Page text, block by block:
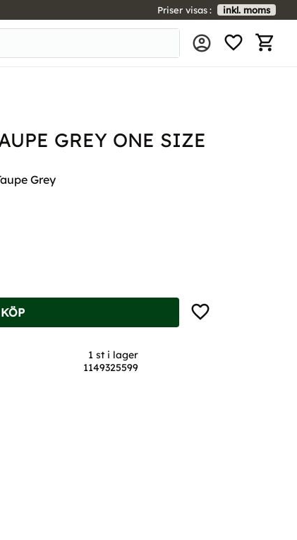
Priser visas inkl. moms
GREY ONE SIZE
Grey
KÖP Lägg till i favoriter
1 st i lager
1149325599